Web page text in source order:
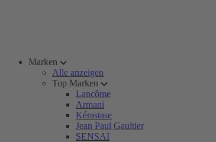
Marken
Alle anzeigen
Top Marken
Lancôme
Armani
Kérastase
Jean Paul Gaultier
SENSAI